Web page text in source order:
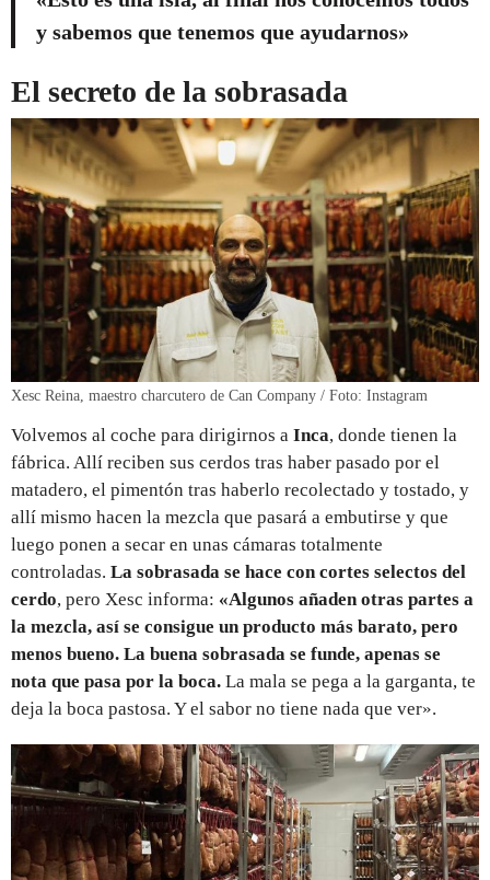
y sabemos que tenemos que ayudarnos»
El secreto de la sobrasada
Xesc Reina, maestro charcutero de Can Company / Foto: Instagram
Volvemos al coche para dirigirnos a Inca, donde tienen la
fábrica. Allí reciben sus cerdos tras haber pasado por el
matadero, el pimentón tras haberlo recolectado y tostado, y
allí mismo hacen la mezcla que pasará a embutirse y que
luego ponen a secar en unas cámaras totalmente
controladas. La sobrasada se hace con cortes selectos del
cerdo, pero Xesc informa: «Algunos añaden otras partes a
la mezcla, así se consigue un producto más barato, pero
menos bueno. La buena sobrasada se funde, apenas se
nota que pasa por la boca. La mala se pega a la garganta, te
deja la boca pastosa. Y el sabor no tiene nada que ver».